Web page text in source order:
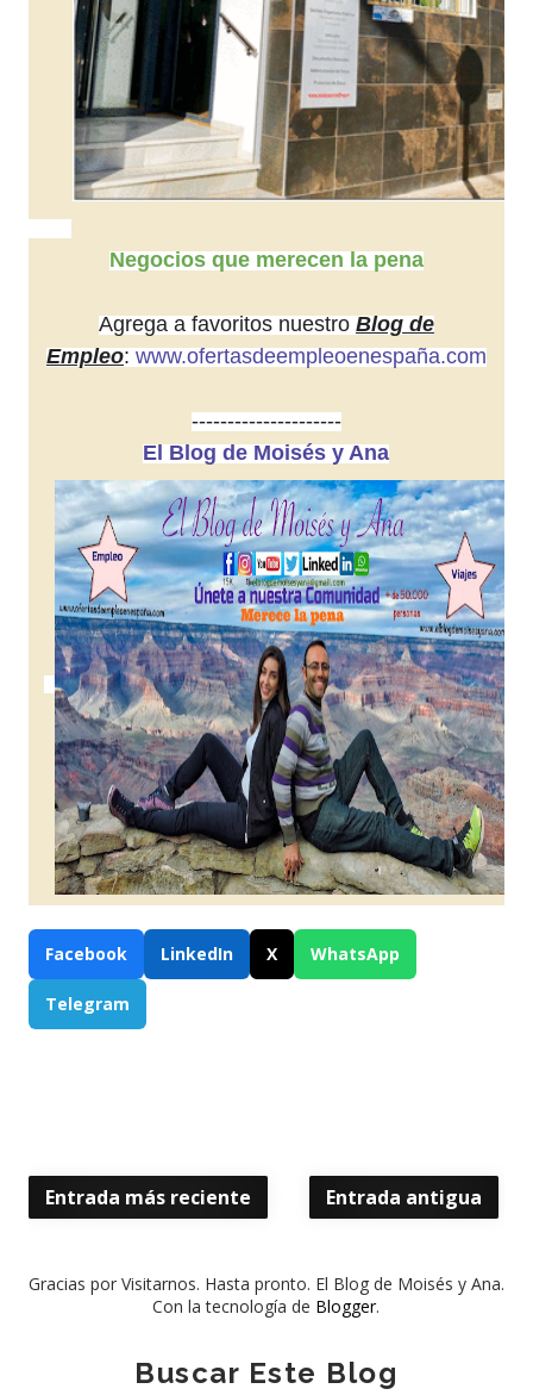
Negocios que merecen la pena
Agrega a favoritos nuestro Blog de
Empleo: www.ofertasdeempleoenespaña.com
---------------------
El Blog de Moisés y Ana
Facebook LinkedIn X WhatsApp
Telegram
Entrada más reciente Entrada antigua
Gracias por Visitarnos. Hasta pronto. El Blog de Moisés y Ana.
Con la tecnología de Blogger.
Buscar Este Blog